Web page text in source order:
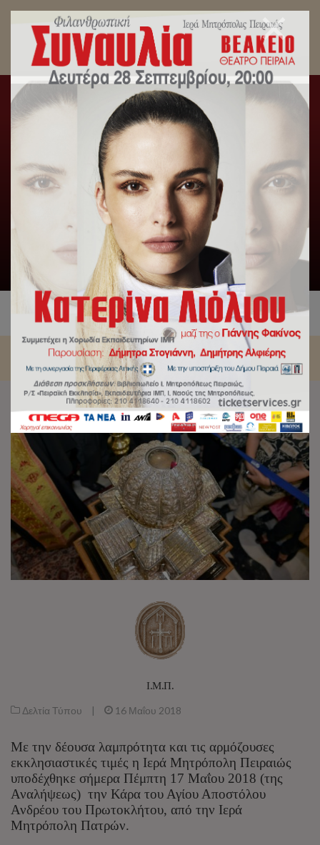
Στους Αγίους Κωνσταντίνο και Ελένη Πειραιώς η
Κάρα του Αγίου Ανδρέα από την Πάτρα.
Αρχική / Δελτία Τύπου /
Στους Αγίους Κωνσταντίνο και
Ελένη Πειραιώς η Κάρα του Αγίου Ανδρέα από την Πάτρα.
Ι.Μ.Π.
Δελτία Τύπου | 16 Μαΐου 2018
Με την δέουσα λαμπρότητα και τις αρμόζουσες
εκκλησιαστικές τιμές η Ιερά Μητρόπολη Πειραιώς
υποδέχθηκε σήμερα Πέμπτη 17 Μαΐου 2018 (της
Αναλήψεως) την Κάρα του Αγίου Αποστόλου
Ανδρέου του Πρωτοκλήτου, από την Ιερά
Μητρόπολη Πατρών.